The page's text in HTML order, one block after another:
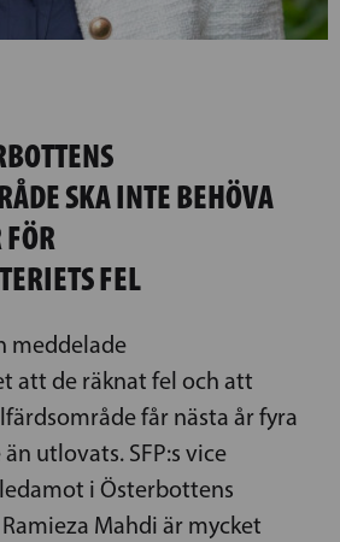
SKA INTE BEHÖVA
FEL
meddelade
att de räknat fel och att
får nästa år fyra
utlovats. SFP:s vice
i Österbottens
Mahdi är mycket